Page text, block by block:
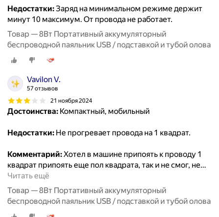
Недостатки:Заряд на минимальном режиме держит
минут 10 максимум. От провода не работает.
Товар — 8Вт Портативный аккумуляторный
беспроводной паяльник USB / подставкой и тубой олова
Vavilon V.
57 отзывов
21 ноября 2024
Достоинства: Компактный, мобильный
Недостатки: Не прогревает провода на 1 квадрат.
Комментарий:Хотел в машине припоять к проводу 1
квадрат припоять еще пол квадрата, так и не смог, не…
Читать ещё
Товар — 8Вт Портативный аккумуляторный
беспроводной паяльник USB / подставкой и тубой олова